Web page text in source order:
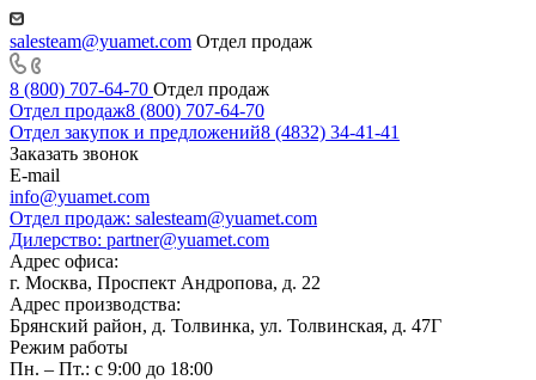
salesteam@yuamet.com Отдел продаж
8 (800) 707-64-70 Отдел продаж
Отдел продаж8 (800) 707-64-70
Отдел закупок и предложений8 (4832) 34-41-41
Заказать звонок
E-mail
info@yuamet.com
Отдел продаж: salesteam@yuamet.com
Дилерство: partner@yuamet.com
Адрес офиса:
г. Москва, Проспект Андропова, д. 22
Адрес производства:
Брянский район, д. Толвинка, ул. Толвинская, д. 47Г
Режим работы
Пн. – Пт.: с 9:00 до 18:00